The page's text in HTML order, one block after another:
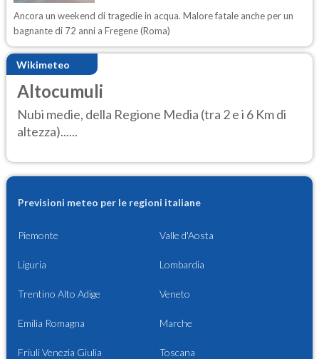
Ancora un weekend di tragedie in acqua. Malore fatale anche per un
bagnante di 72 anni a Fregene (Roma)
Wikimeteo
Altocumuli
Nubi medie, della Regione Media (tra 2 e i 6 Km di
altezza)......
Previsioni meteo per le regioni italiane
Piemonte Valle d'Aosta
Liguria Lombardia
Trentino Alto Adige Veneto
Emilia Romagna Marche
Friuli Venezia Giulia Toscana